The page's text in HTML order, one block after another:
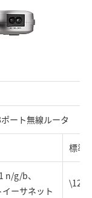
ート無線ルータ
標準
n/g/b、
ーサネット